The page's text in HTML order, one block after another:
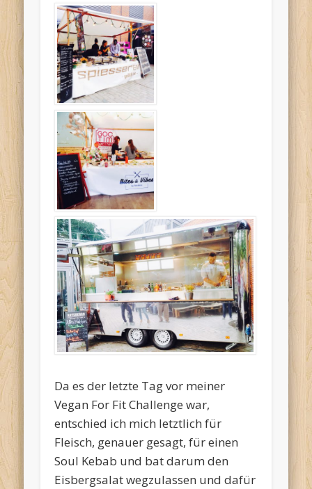
Da es der letzte Tag vor meiner
Vegan For Fit Challenge war,
entschied ich mich letztlich für
Fleisch, genauer gesagt, für einen
Soul Kebab und bat darum den
Eisbergsalat wegzulassen und dafür